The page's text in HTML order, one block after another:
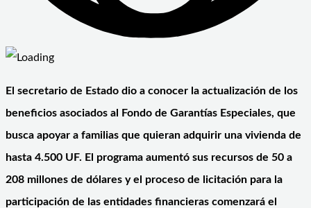
El secretario de Estado dio a conocer la actualización de los
beneficios asociados al Fondo de Garantías Especiales, que
busca apoyar a familias que quieran adquirir una vivienda de
hasta 4.500 UF. El programa aumentó sus recursos de 50 a
208 millones de dólares y el proceso de licitación para la
participación de las entidades financieras comenzará el